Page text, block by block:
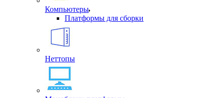
Компьютеры
Платформы для сборки
Неттопы